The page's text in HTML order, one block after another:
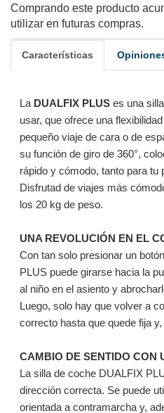
Comprando este producto
utilizar en futuras compras.
Características
La DUALFIX PLUSes una
usar, que ofrece una
pequeño viaje de cara o de
su función de giro de 360°,
rápido y cómodo, tanto para tu
Disfrutad de viajes más
los 20 kg de peso.
UNA REVOLUCIÓN EN EL
Con tan solo presionar un
PLUS puede girarse hacia la
al niño en el asiento y
Luego, solo hay que volver a
correcto hasta que quede fija
CAMBIO DE SENTIDO CON
La silla de coche DUALFIX
dirección correcta. Se puede
orientada a contramarcha y,